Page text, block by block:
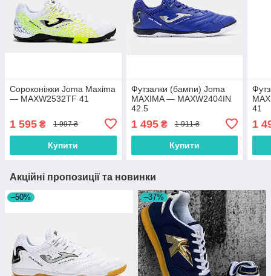
Сороконіжки Joma Maxima
— MAXW2532TF 41
1 595 ₴ 1 997 ₴
Купити
Футзалки (бампи) Joma
MAXIMA — MAXW2404IN
42.5
1 495₴ 1 911 ₴
Купити
41
1
Акційні пропозиції та новинки
–50% –37%